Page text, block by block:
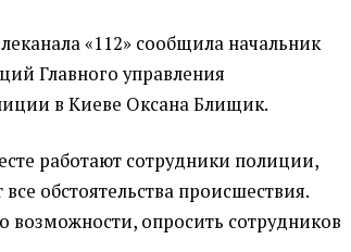
«112» сообщила начальник
Главного управления
в Киеве Оксана Блищик.
работают сотрудники полиции,
обстоятельства происшествия.
возможности, опросить сотрудников